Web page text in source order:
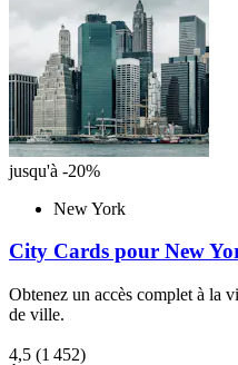
jusqu'à -20%
New York
City Cards pour New
Obtenez un accès complet à la
de ville.
4,5 (1 452)